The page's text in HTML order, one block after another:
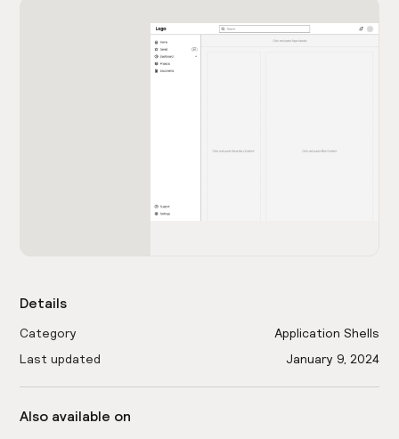
Details
Category
Application Shells
Last updated
January 9, 2024
Also available on